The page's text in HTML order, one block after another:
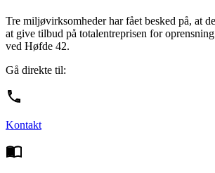
Tre miljøvirksomheder har fået besked på, at
at give tilbud på totalentreprisen for
ved Høfde 42.
Gå direkte til:
Kontakt